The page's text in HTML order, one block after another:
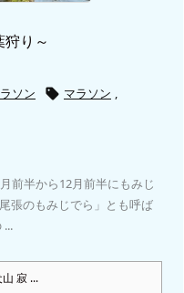
り～
ソン  マラソン ,
前半から12月前半にもみじ
張のもみじでら」とも呼ば
...
寂 ...